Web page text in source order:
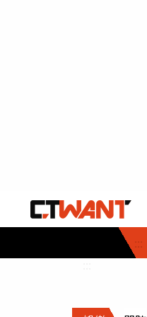
:::
社會首頁
時事
調查